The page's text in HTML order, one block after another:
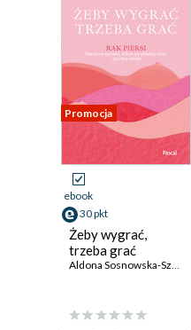
Promocja
ebook
30 pkt
Żeby wygrać,
trzeba grać
Aldona Sosnowska-Szczuka